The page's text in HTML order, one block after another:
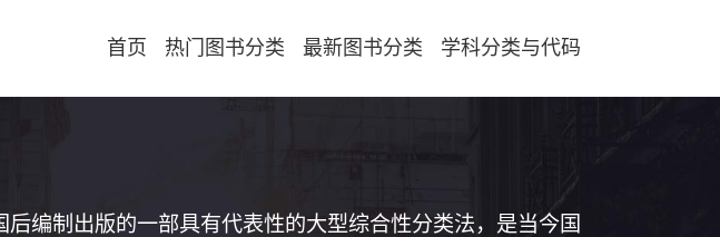
首页 热门图书分类 最新图书分类 学科分类与代码
编制出版的一部具有代表性的大型综合性分类法，是当今国